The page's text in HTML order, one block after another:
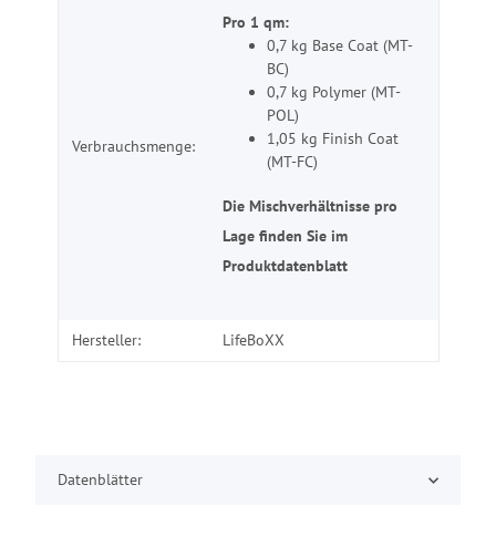
Verbrauchsmenge:
Pro 1 qm:
0,7 kg Base Coat (MT-
BC)
0,7 kg Polymer (MT-
POL)
1,05 kg Finish Coat
(MT-FC)
Die Mischverhältnisse pro
Lage finden Sie im
Produktdatenblatt
Hersteller: LifeBoXX
Datenblätter